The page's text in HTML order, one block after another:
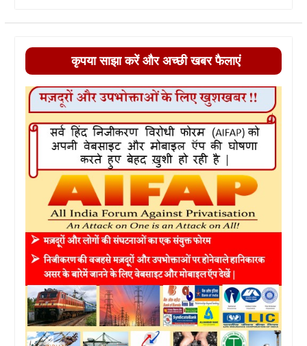
कृपया साझा करें और अच्छी खबर फैलाएं